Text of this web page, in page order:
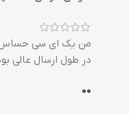
من یک ای سی حساس
در طول ارسال عالی
0
0